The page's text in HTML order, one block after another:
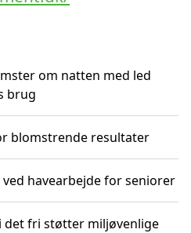
om natten med led
brug
blomstrende resultater
havearbejde for seniorer
fri støtter miljøvenlige